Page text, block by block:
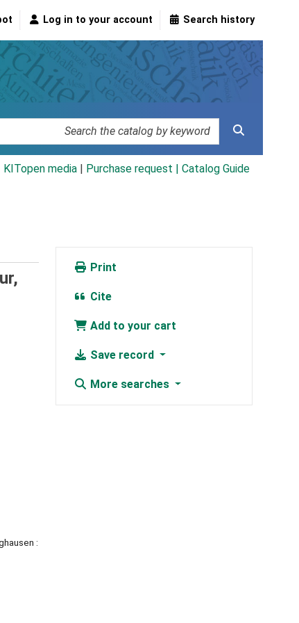
Log in to your account Search history
KITopen media Purchase request | Catalog Guide
:
Print
Cite
Add to your cart
Save record
More searches